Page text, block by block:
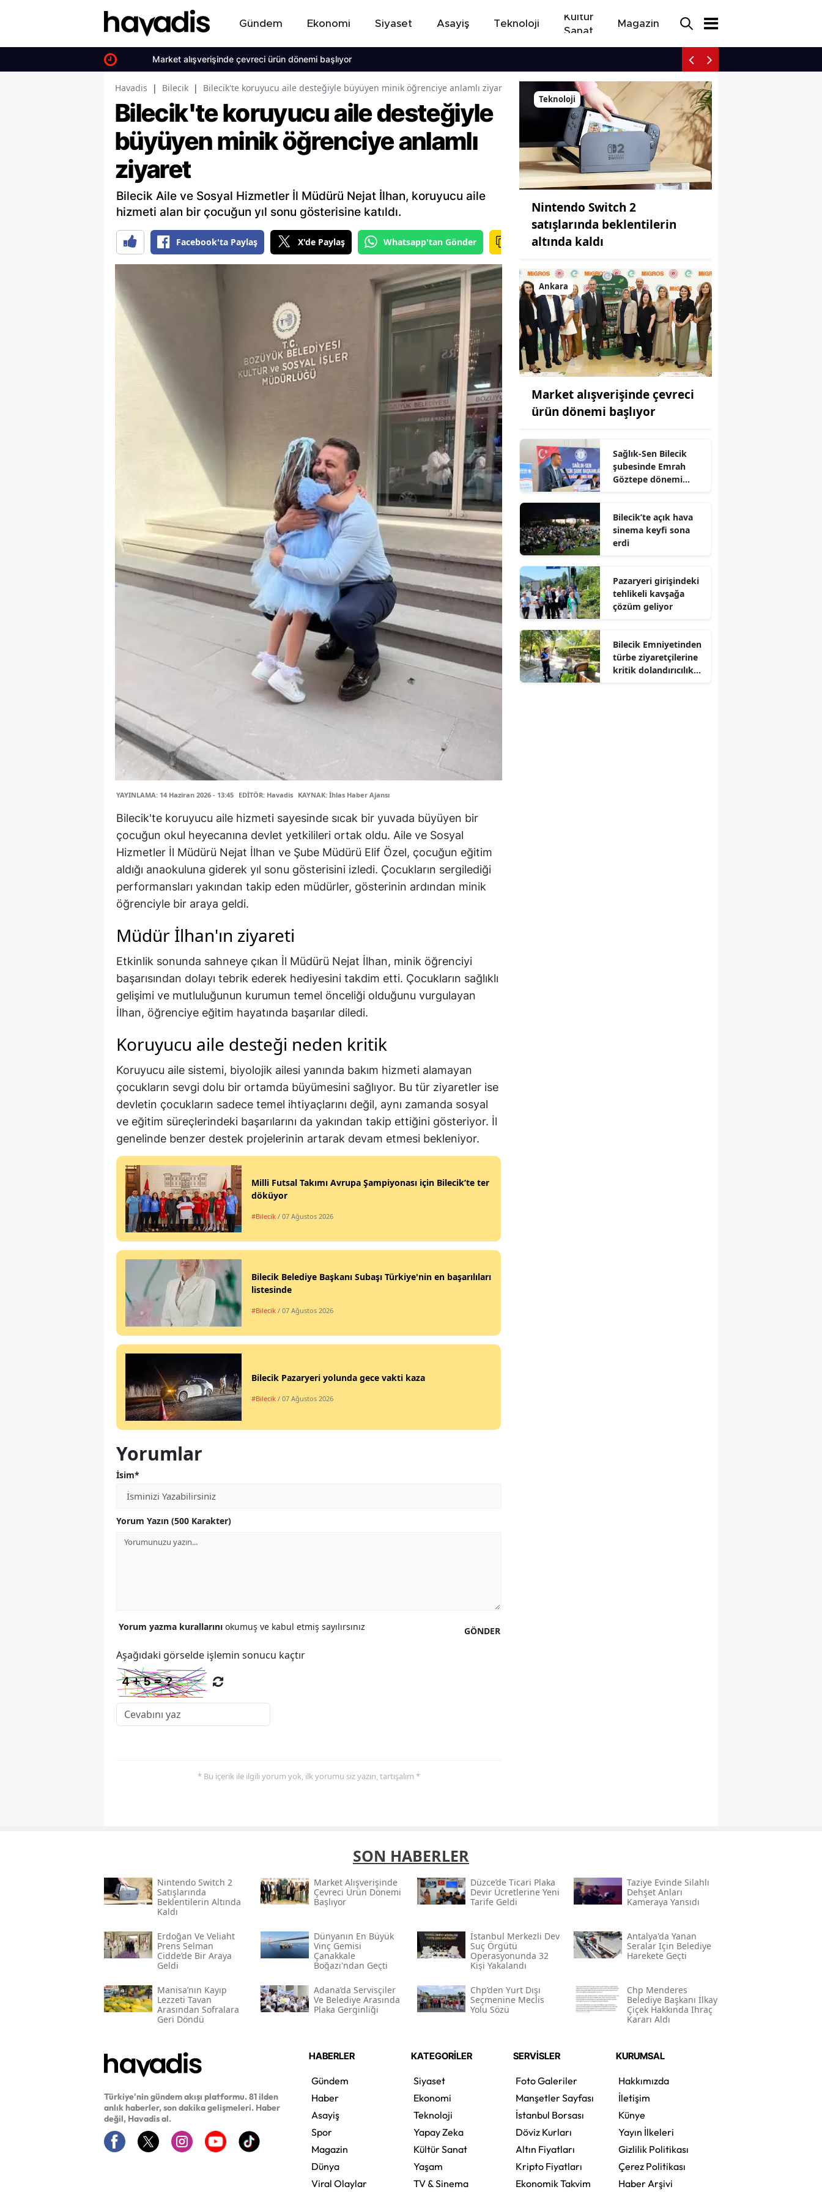
Gündem Ekonomi Siyaset Asayiş Teknoloji
Kültür
Sanat
Magazin
Market alışverişinde çevreci ürün dönemi başlıyor
Havadis | Bilecik | Bilecik'te koruyucu aile desteğiyle büyüyen minik öğrenciye anlamlı ziyaret
Bilecik'te koruyucu aile desteğiyle
büyüyen minik öğrenciye anlamlı
ziyaret
Bilecik Aile ve Sosyal Hizmetler İl Müdürü Nejat İlhan, koruyucu aile
hizmeti alan bir çocuğun yıl sonu gösterisine katıldı.
Facebook'ta Paylaş X'de Paylaş Whatsapp'tan Gönder
YAYINLAMA: 14 Haziran 2026 - 13:45 EDİTÖR: Havadis KAYNAK: İhlas Haber Ajansı
Bilecik'te koruyucu aile hizmeti sayesinde sıcak bir yuvada büyüyen bir
çocuğun okul heyecanına devlet yetkilileri ortak oldu. Aile ve Sosyal
Hizmetler İl Müdürü Nejat İlhan ve Şube Müdürü Elif Özel, çocuğun eğitim
aldığı anaokuluna giderek yıl sonu gösterisini izledi. Çocukların sergilediği
performansları yakından takip eden müdürler, gösterinin ardından minik
öğrenciyle bir araya geldi.
Müdür İlhan'ın ziyareti
Etkinlik sonunda sahneye çıkan İl Müdürü Nejat İlhan, minik öğrenciyi
başarısından dolayı tebrik ederek hediyesini takdim etti. Çocukların sağlıklı
gelişimi ve mutluluğunun kurumun temel önceliği olduğunu vurgulayan
İlhan, öğrenciye eğitim hayatında başarılar diledi.
Koruyucu aile desteği neden kritik
Koruyucu aile sistemi, biyolojik ailesi yanında bakım hizmeti alamayan
çocukların sevgi dolu bir ortamda büyümesini sağlıyor. Bu tür ziyaretler ise
devletin çocukların sadece temel ihtiyaçlarını değil, aynı zamanda sosyal
ve eğitim süreçlerindeki başarılarını da yakından takip ettiğini gösteriyor. İl
genelinde benzer destek projelerinin artarak devam etmesi bekleniyor.
Milli Futsal Takımı Avrupa Şampiyonası için Bilecik’te ter
döküyor
#Bilecik / 07 Ağustos 2026
Bilecik Belediye Başkanı Subaşı Türkiye'nin en başarılıları
listesinde
#Bilecik / 07 Ağustos 2026
Bilecik Pazaryeri yolunda gece vakti kaza
#Bilecik / 07 Ağustos 2026
Yorumlar
İsim*
Yorum Yazın (500 Karakter)
GÖNDER
Yorum yazma kurallarını okumuş ve kabul etmiş sayılırsınız
Aşağıdaki görselde işlemin sonucu kaçtır
* Bu içerik ile ilgili yorum yok, ilk yorumu siz yazın, tartışalım *
Teknoloji
Nintendo Switch 2
satışlarında beklentilerin
altında kaldı
Ankara
Market alışverişinde çevreci
ürün dönemi başlıyor
Sağlık-Sen Bilecik
şubesinde Emrah
Göztepe dönemi
Bilecik’te açık hava
sinema keyfi sona
erdi
Pazaryeri girişindeki
tehlikeli kavşağa
çözüm geliyor
Bilecik Emniyetinden
türbe ziyaretçilerine
kritik dolandırıcılık
SON HABERLER
Nintendo Switch 2
Satışlarında
Beklentilerin Altında
Kaldı
Market Alışverişinde
Çevreci Ürün Dönemi
Başlıyor
Düzce’de Ticari Plaka
Devir Ücretlerine Yeni
Tarife Geldi
Taziye Evinde Silahlı
Dehşet Anları
Kameraya Yansıdı
Erdoğan Ve Veliaht
Prens Selman
Cidde’de Bir Araya
Geldi
Dünyanın En Büyük
Vinç Gemisi
Çanakkale
Boğazı'ndan Geçti
İstanbul Merkezli Dev
Suç Örgütü
Operasyonunda 32
Kişi Yakalandı
Antalya'da Yanan
Seralar Için Belediye
Harekete Geçti
Manisa’nın Kayıp
Lezzeti Tavan
Arasından Sofralara
Geri Döndü
Adana’da Servisçiler
Ve Belediye Arasında
Plaka Gerginliği
Chp’den Yurt Dışı
Seçmenine Meclis
Yolu Sözü
Chp Menderes
Belediye Başkanı İlkay
Çiçek Hakkında Ihraç
Kararı Aldı
Türkiye'nin gündem akışı platformu. 81 ilden
anlık haberler, son dakika gelişmeleri. Haber
değil, Havadis al.
HABERLER
Gündem
Haber
Asayiş
Spor
Magazin
Dünya
Viral Olaylar
KATEGORİLER
Siyaset
Ekonomi
Teknoloji
Yapay Zeka
Kültür Sanat
Yaşam
TV & Sinema
SERVİSLER
Foto Galeriler
Manşetler Sayfası
İstanbul Borsası
Döviz Kurları
Altın Fiyatları
Kripto Fiyatları
Ekonomik Takvim
KURUMSAL
Hakkımızda
İletişim
Künye
Yayın İlkeleri
Gizlilik Politikası
Çerez Politikası
Haber Arşivi